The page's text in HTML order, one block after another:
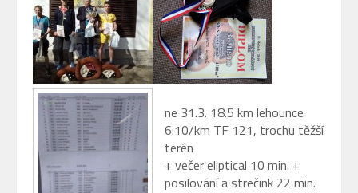
ne 31.3. 18.5 km lehounce
6:10/km TF 121, trochu těžší
terén
+ večer eliptical 10 min. +
posilování a strečink 22 min.